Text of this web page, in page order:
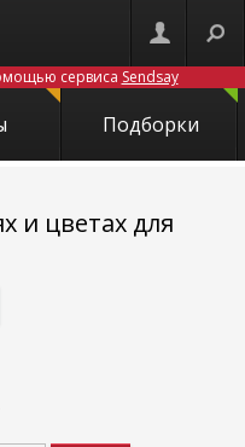
сервиса Sendsay
Подборки
и цветах для